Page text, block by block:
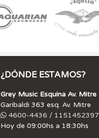
¿DÓNDE ESTAMOS?
Grey Music Esquina Av. Mitre
Garibaldi 363 esq. Av. Mitre
4600-4436 / 1151452397
Hoy de 09:00hs a 18:30hs